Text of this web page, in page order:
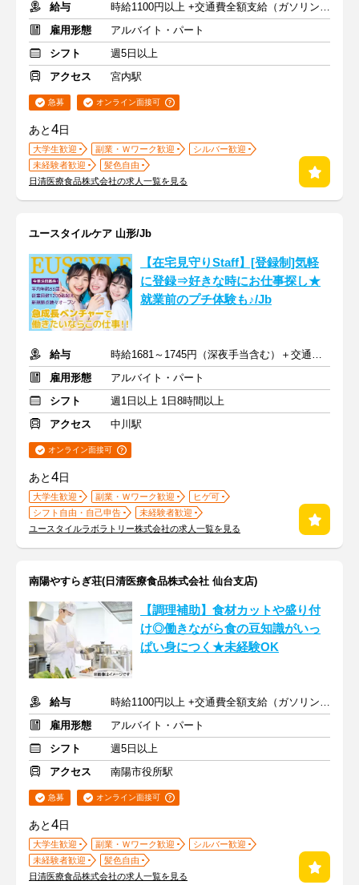
給与
時給1100円以上 +交通費全額支給（ガソリン代も支給）
雇用形態
アルバイト・パート
シフト
週5日以上
アクセス
宮内駅
急募 オンライン面接可
あと4日
大学生歓迎 副業・Ｗワーク歓迎
シルバー歓迎
未経験者歓迎
髪色自由
日清医療食品株式会社の求人一覧を見る
ユースタイルケア 山形/Jb
【在宅見守りStaff】[登録制]気軽
に登録⇒好きな時にお仕事探し★
就業前のプチ体験も♪/Jb
給与
時給1681～1745円（深夜手当含む）＋交通費支給
雇用形態
アルバイト・パート
シフト
週1日以上 1日8時間以上
アクセス
中川駅
オンライン面接可
あと4日
大学生歓迎 副業・Ｗワーク歓迎
ヒゲ可
シフト自由・自己申告
未経験者歓迎
ユースタイルラボラトリー株式会社の求人一覧を見る
南陽やすらぎ荘(日清医療食品株式会社 仙台支店)
【調理補助】食材カットや盛り付
け◎働きながら食の豆知識がいっ
ぱい身につく★未経験OK
給与
時給1100円以上 +交通費全額支給（ガソリン代も支給）
雇用形態
アルバイト・パート
シフト
週5日以上
アクセス
南陽市役所駅
急募 オンライン面接可
あと4日
大学生歓迎 副業・Ｗワーク歓迎
シルバー歓迎
未経験者歓迎
髪色自由
日清医療食品株式会社の求人一覧を見る